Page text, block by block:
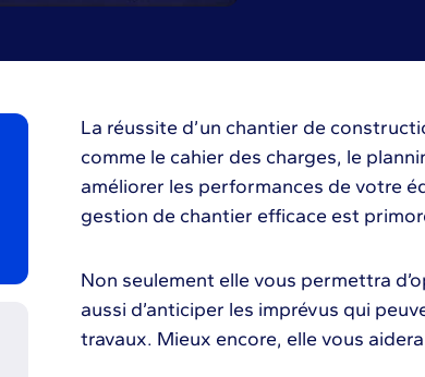
La réussite d’un chantier de
comme le cahier des charges, le
améliorer les performances de votre
gestion de chantier efficace est
Non seulement elle vous permettra
aussi d’anticiper les imprévus qui
travaux. Mieux encore, elle vous